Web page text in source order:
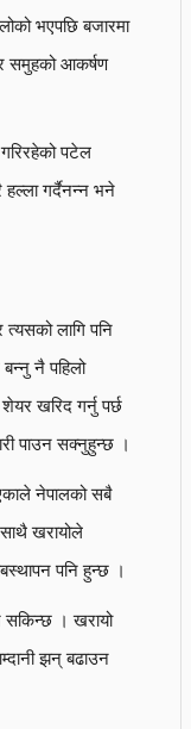
भएपछि बजारमा
समुहको आकर्षण
पटेल
गर्दैनन्न भने
लागि पनि
नै पहिलो
खरिद गर्नु पर्छ
पाउन सक्नुहुन्छ ।
नेपालको सबै
खरायोले
पनि हुन्छ ।
सकिन्छ । खरायो
झन् बढाउन